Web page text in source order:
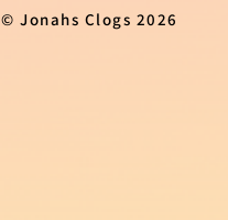
© Jonahs Clogs 2026